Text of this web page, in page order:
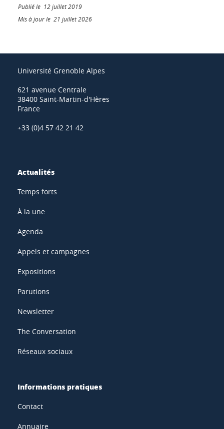
Publié le 12 juillet 2019
Mis à jour le 21 juillet 2026
Université Grenoble Alpes
621 avenue Centrale
38400 Saint-Martin-d'Hères
France
+33 (0)4 57 42 21 42
Actualités
Temps forts
À la une
Agenda
Appels et campagnes
Expositions
Parutions
Newsletter
The Conversation
Réseaux sociaux
Informations pratiques
Contact
Annuaire